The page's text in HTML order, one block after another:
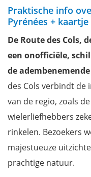
Praktische info
Pyrénées + kaartje
De Route des Cols,
een onofficiële,
de
des Cols verbindt de
van de regio, zoals
wielerliefhebbers
rinkelen. Bezoekers
majestueuze
prachtige natuur.